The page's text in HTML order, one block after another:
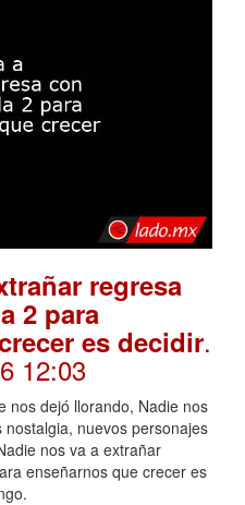
regresa
2 para
es decidir.
12:03
nos dejó llorando, Nadie nos
nuevos personajes
nos va a extrañar
enseñarnos que crecer es